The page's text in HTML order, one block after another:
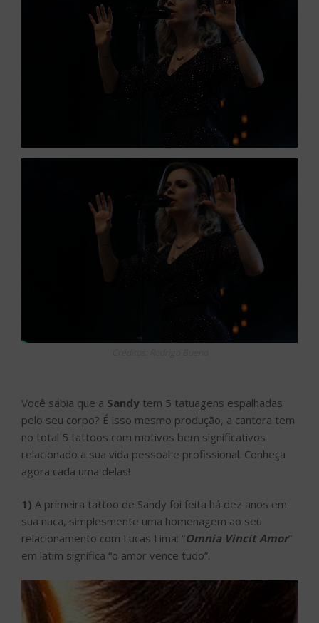
Você sabia que a Sandy tem 5 tatuagens espalhadas
pelo seu corpo? É isso mesmo produção, a cantora tem
no total 5 tattoos com motivos bem significativos
relacionado a sua vida pessoal e profissional. Conheça
agora cada uma delas!
1) A primeira tattoo de Sandy foi feita há dez anos em
sua nuca, simplesmente uma homenagem ao seu
relacionamento com Lucas Lima: “Omnia Vincit Amor”
em latim significa “o amor vence tudo”.